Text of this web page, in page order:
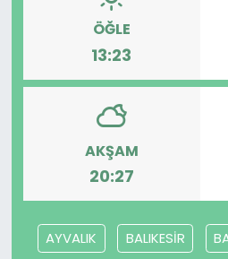
ÖĞLE
13:23
AKŞAM
20:27
AYVALIK BALIKESİR